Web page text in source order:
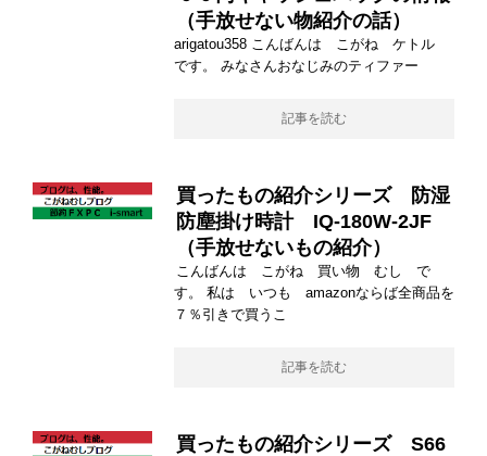
（手放せない物紹介の話）
arigatou358 こんばんは こがね ケトル
です。 みなさんおなじみのティファー
記事を読む
買ったもの紹介シリーズ 防湿
防塵掛け時計 IQ-180W-2JF
（手放せないもの紹介）
こんばんは こがね 買い物 むし で
す。 私は いつも amazonならば全商品を
７％引きで買うこ
記事を読む
買ったもの紹介シリーズ S66